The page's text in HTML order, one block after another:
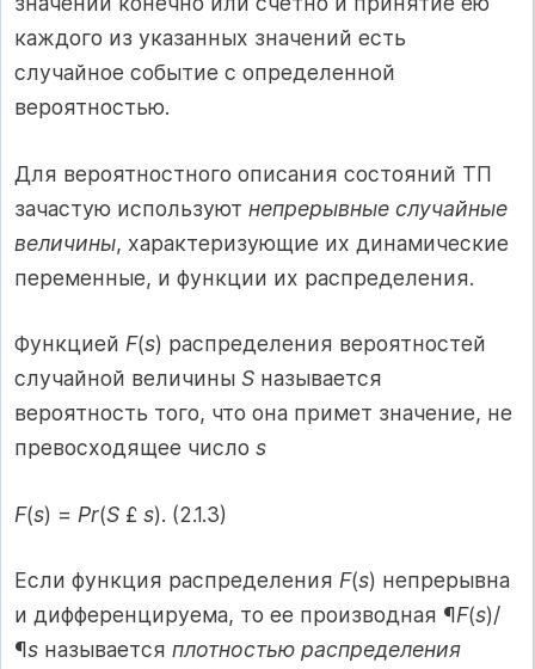
каждого из указанных значений есть
случайное событие с определенной
вероятностью.
Для вероятностного описания состояний ТП
зачастую используют непрерывные случайные
величины, характеризующие их динамические
переменные, и функции их распределения.
Функцией F(s) распределения вероятностей
случайной величины S называется
вероятность того, что она примет значение, не
превосходящее число s
F(s) = Pr(S £ s). (2.1.3)
Если функция распределения F(s) непрерывна
и дифференцируема, то ее производная ¶F(s)/
¶s называется плотностью распределения